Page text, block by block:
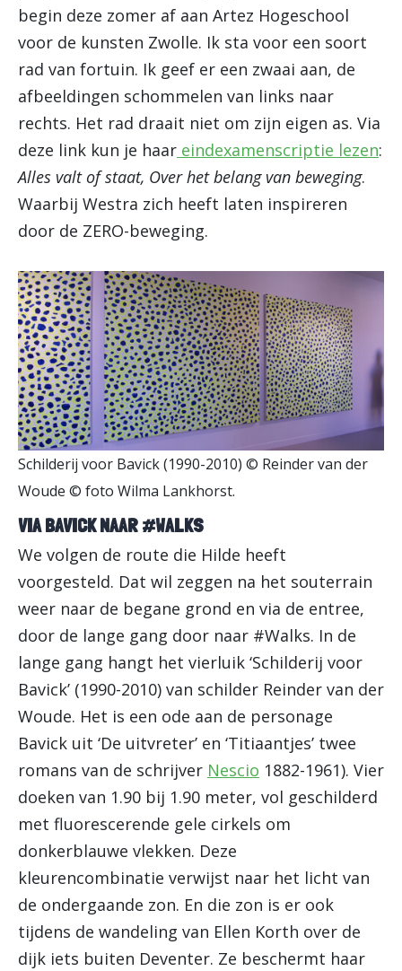
begin deze zomer af aan Artez Hogeschool
voor de kunsten Zwolle. Ik sta voor een soort
rad van fortuin. Ik geef er een zwaai aan, de
afbeeldingen schommelen van links naar
rechts. Het rad draait niet om zijn eigen as. Via
deze link kun je haar eindexamenscriptie lezen:
Alles valt of staat, Over het belang van beweging.
Waarbij Westra zich heeft laten inspireren
door de ZERO-beweging.
Schilderij voor Bavick (1990-2010) © Reinder van der
Woude © foto Wilma Lankhorst.
VIA BAVICK NAAR #WALKS
We volgen de route die Hilde heeft
voorgesteld. Dat wil zeggen na het souterrain
weer naar de begane grond en via de entree,
door de lange gang door naar #Walks. In de
lange gang hangt het vierluik ‘Schilderij voor
Bavick’ (1990-2010) van schilder Reinder van der
Woude. Het is een ode aan de personage
Bavick uit ‘De uitvreter’ en ‘Titiaantjes’ twee
romans van de schrijver Nescio 1882-1961). Vier
doeken van 1.90 bij 1.90 meter, vol geschilderd
met fluorescerende gele cirkels om
donkerblauwe vlekken. Deze
kleurencombinatie verwijst naar het licht van
de ondergaande zon. En die zon is er ook
tijdens de wandeling van Ellen Korth over de
dijk iets buiten Deventer. Ze beschermt haar